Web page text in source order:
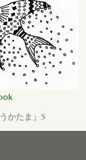
かたま」3